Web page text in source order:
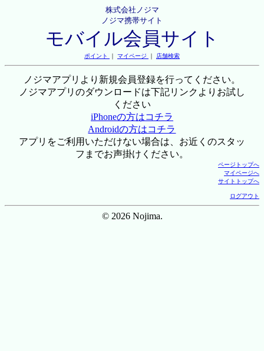
株式会社ノジマ
ノジマ携帯サイト
モバイル会員サイト
ポイント ｜ マイページ ｜ 店舗検索
ノジマアプリより新規会員登録を行ってください。
ノジマアプリのダウンロードは下記リンクよりお試し
ください
iPhoneの方はコチラ
Androidの方はコチラ
アプリをご利用いただけない場合は、お近くのスタッ
フまでお声掛けください。
ページトップへ
マイページへ
サイトトップへ
ログアウト
© 2026 Nojima.